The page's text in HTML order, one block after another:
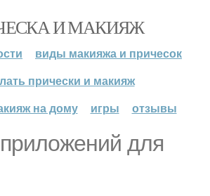
И МАКИЯЖ
виды макияжа и причесок
прически и макияж
на дому
игры отзывы
для